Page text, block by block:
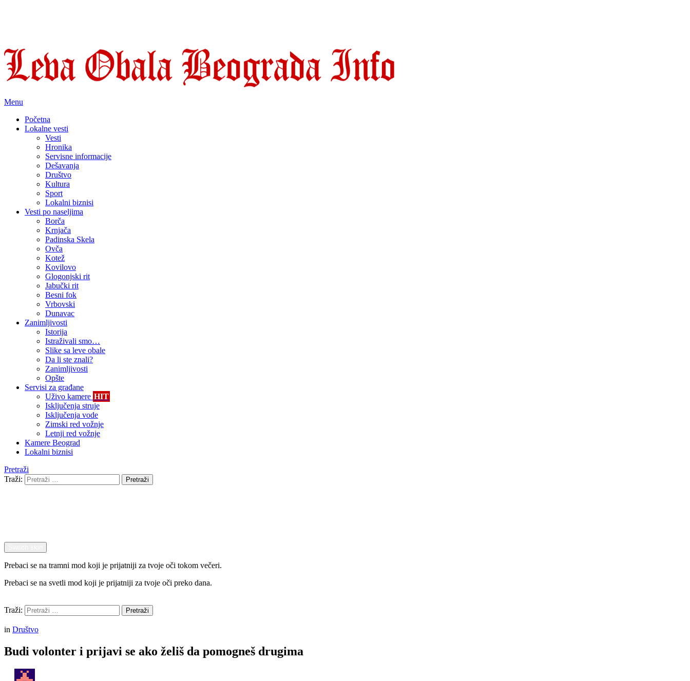
Menu
Početna
Lokalne vesti
Vesti
Hronika
Servisne informacije
Dešavanja
Društvo
Kultura
Sport
Lokalni biznisi
Vesti po naseljima
Borča
Krnjača
Padinska Skela
Ovča
Kotež
Kovilovo
Glogonjski rit
Jabučki rit
Besni fok
Vrbovski
Dunavac
Zanimljivosti
Istorija
Istraživali smo…
Slike sa leve obale
Da li ste znali?
Zanimljivosti
Opšte
Servisi za građane
Uživo kamere HIT
Isključenja struje
Isključenja vode
Zimski red vožnje
Letnji red vožnje
Kamere Beograd
Lokalni biznisi
Pretraži
Traži:
Pretraži
Prebaci se na tramni mod koji je prijatniji za tvoje oči tokom večeri.
Prebaci se na svetli mod koji je prijatniji za tvoje oči preko dana.
Traži:
Pretraži
in Društvo
Budi volonter i prijavi se ako želiš da pomogneš drugima